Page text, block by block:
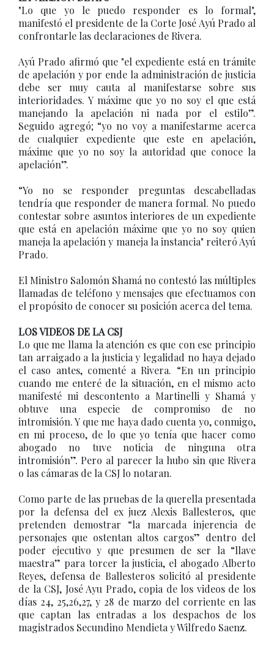
"Lo que yo le puedo responder es lo formal",
manifestó el presidente de la Corte José Ayú Prado al
confrontarle las declaraciones de Rivera.
Ayú Prado afirmó que "el expediente está en trámite
de apelación y por ende la administración de justicia
debe ser muy cauta al manifestarse sobre sus
interioridades. Y máxime que yo no soy el que está
manejando la apelación ni nada por el estilo”.
Seguido agregó; “yo no voy a manifestarme acerca
de cualquier expediente que este en apelación,
máxime que yo no soy la autoridad que conoce la
apelación”.
“Yo no se responder preguntas descabelladas
tendría que responder de manera formal. No puedo
contestar sobre asuntos interiores de un expediente
que está en apelación máxime que yo no soy quien
maneja la apelación y maneja la instancia" reiteró Ayú
Prado.
El Ministro Salomón Shamá no contestó las múltiples
llamadas de teléfono y mensajes que efectuamos con
el propósito de conocer su posición acerca del tema.
LOS VIDEOS DE LA CSJ
Lo que me llama la atención es que con ese principio
tan arraigado a la justicia y legalidad no haya dejado
el caso antes, comenté a Rivera. “En un principio
cuando me enteré de la situación, en el mismo acto
manifesté mi descontento a Martinelli y Shamá y
obtuve una especie de compromiso de no
intromisión. Y que me haya dado cuenta yo, conmigo,
en mi proceso, de lo que yo tenía que hacer como
abogado no tuve noticia de ninguna otra
intromisión”. Pero al parecer la hubo sin que Rivera
o las cámaras de la CSJ lo notaran.
Como parte de las pruebas de la querella presentada
por la defensa del ex juez Alexis Ballesteros, que
pretenden demostrar “la marcada injerencia de
personajes que ostentan altos cargos” dentro del
poder ejecutivo y que presumen de ser la “llave
maestra” para torcer la justicia, el abogado Alberto
Reyes, defensa de Ballesteros solicitó al presidente
de la CSJ, José Ayu Prado, copia de los videos de los
días 24, 25,26,27, y 28 de marzo del corriente en las
que captan las entradas a los despachos de los
magistrados Secundino Mendieta y Wilfredo Saenz.